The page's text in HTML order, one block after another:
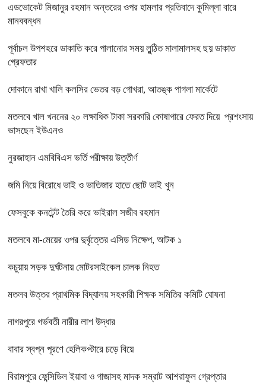
এডভোকেট মিজানুর রহমান অন্তরের ওপর হামলার প্রতিবাদে কুমিল্লা বারে
মানববন্ধন
পূর্বাচল উপশহরে ডাকাতি করে পালানোর সময় লুন্ঠিত মালামালসহ ছয় ডাকাত
গ্রেফতার
দোকানে রাখা খালি কলসির ভেতর বড় গোখরা, আতঙ্ক পাগলা মার্কেটে
মতলবে খাল খননের ২০ লক্ষাধিক টাকা সরকারি কোষাগারে ফেরত দিয়ে প্রশংসায়
ভাসছেন ইউএনও
নুরজাহান এমবিবিএস ভর্তি পরীক্ষায় উত্তীর্ণ
জমি নিয়ে বিরোধে ভাই ও ভাতিজার হাতে ছোট ভাই খুন
ফেসবুকে কনটেন্ট তৈরি করে ভাইরাল সজীব রহমান
মতলবে মা-মেয়ের ওপর দুর্বৃত্তের এসিড নিক্ষেপ, আটক ১
কচুয়ায় সড়ক দুর্ঘটনায় মোটরসাইকেল চালক নিহত
মতলব উত্তর প্রাথমিক বিদ্যালয় সহকারী শিক্ষক সমিতির কমিটি ঘোষনা
নাগরপুরে গর্ভবতী নারীর লাশ উদ্ধার
বাবার স্বপ্ন পূরণে হেলিকপ্টারে চড়ে বিয়ে
বিরামপুরে ফেন্সিডিল ইয়াবা ও গাজাসহ মাদক সম্রাট আশরাফুল গ্রেপ্তার